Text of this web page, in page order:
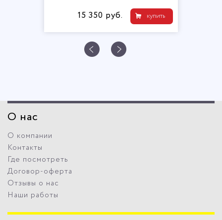
купить
15 350 руб.
О нас
О компании
Контакты
Где посмотреть
Договор-оферта
Отзывы о нас
Наши работы